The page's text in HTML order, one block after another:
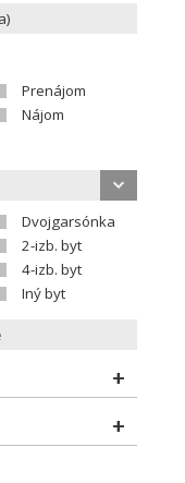
Prenájom
Nájom
Dvojgarsónka
2-izb. byt
4-izb. byt
Iný byt